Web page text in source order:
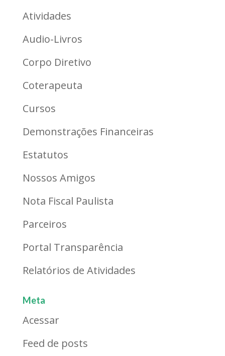
Atividades
Audio-Livros
Corpo Diretivo
Coterapeuta
Cursos
Demonstrações Financeiras
Estatutos
Nossos Amigos
Nota Fiscal Paulista
Parceiros
Portal Transparência
Relatórios de Atividades
Meta
Acessar
Feed de posts